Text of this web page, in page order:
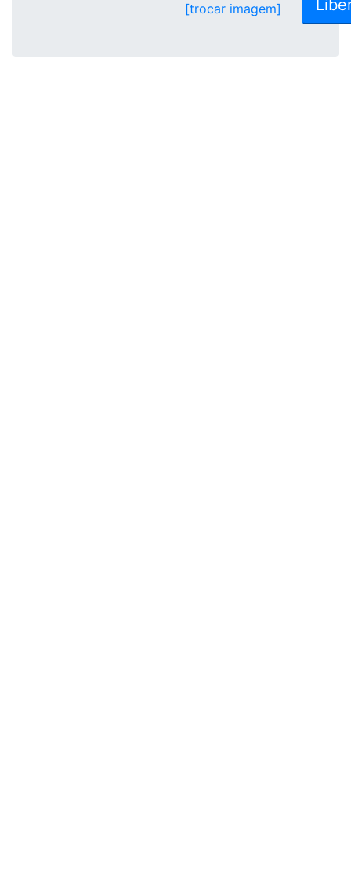
[trocar imagem]